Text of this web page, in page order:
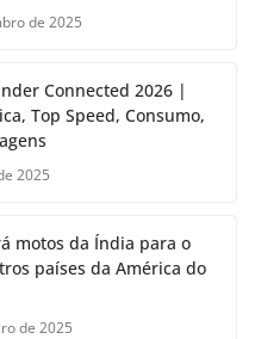
de 2025
Connected 2026 |
Top Speed, Consumo,
2025
motos da Índia para o
países da América do
de 2025